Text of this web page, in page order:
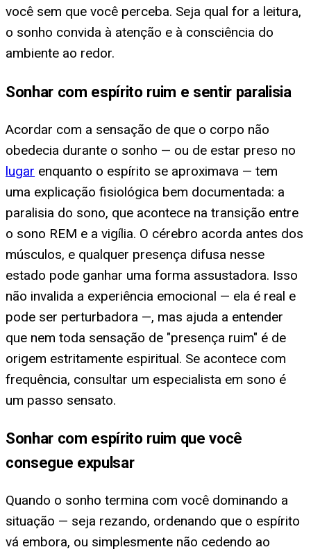
você sem que você perceba. Seja qual for a leitura,
o sonho convida à atenção e à consciência do
ambiente ao redor.
Sonhar com espírito ruim e sentir paralisia
Acordar com a sensação de que o corpo não
obedecia durante o sonho — ou de estar preso no
lugar enquanto o espírito se aproximava — tem
uma explicação fisiológica bem documentada: a
paralisia do sono, que acontece na transição entre
o sono REM e a vigília. O cérebro acorda antes dos
músculos, e qualquer presença difusa nesse
estado pode ganhar uma forma assustadora. Isso
não invalida a experiência emocional — ela é real e
pode ser perturbadora —, mas ajuda a entender
que nem toda sensação de "presença ruim" é de
origem estritamente espiritual. Se acontece com
frequência, consultar um especialista em sono é
um passo sensato.
Sonhar com espírito ruim que você
consegue expulsar
Quando o sonho termina com você dominando a
situação — seja rezando, ordenando que o espírito
vá embora, ou simplesmente não cedendo ao